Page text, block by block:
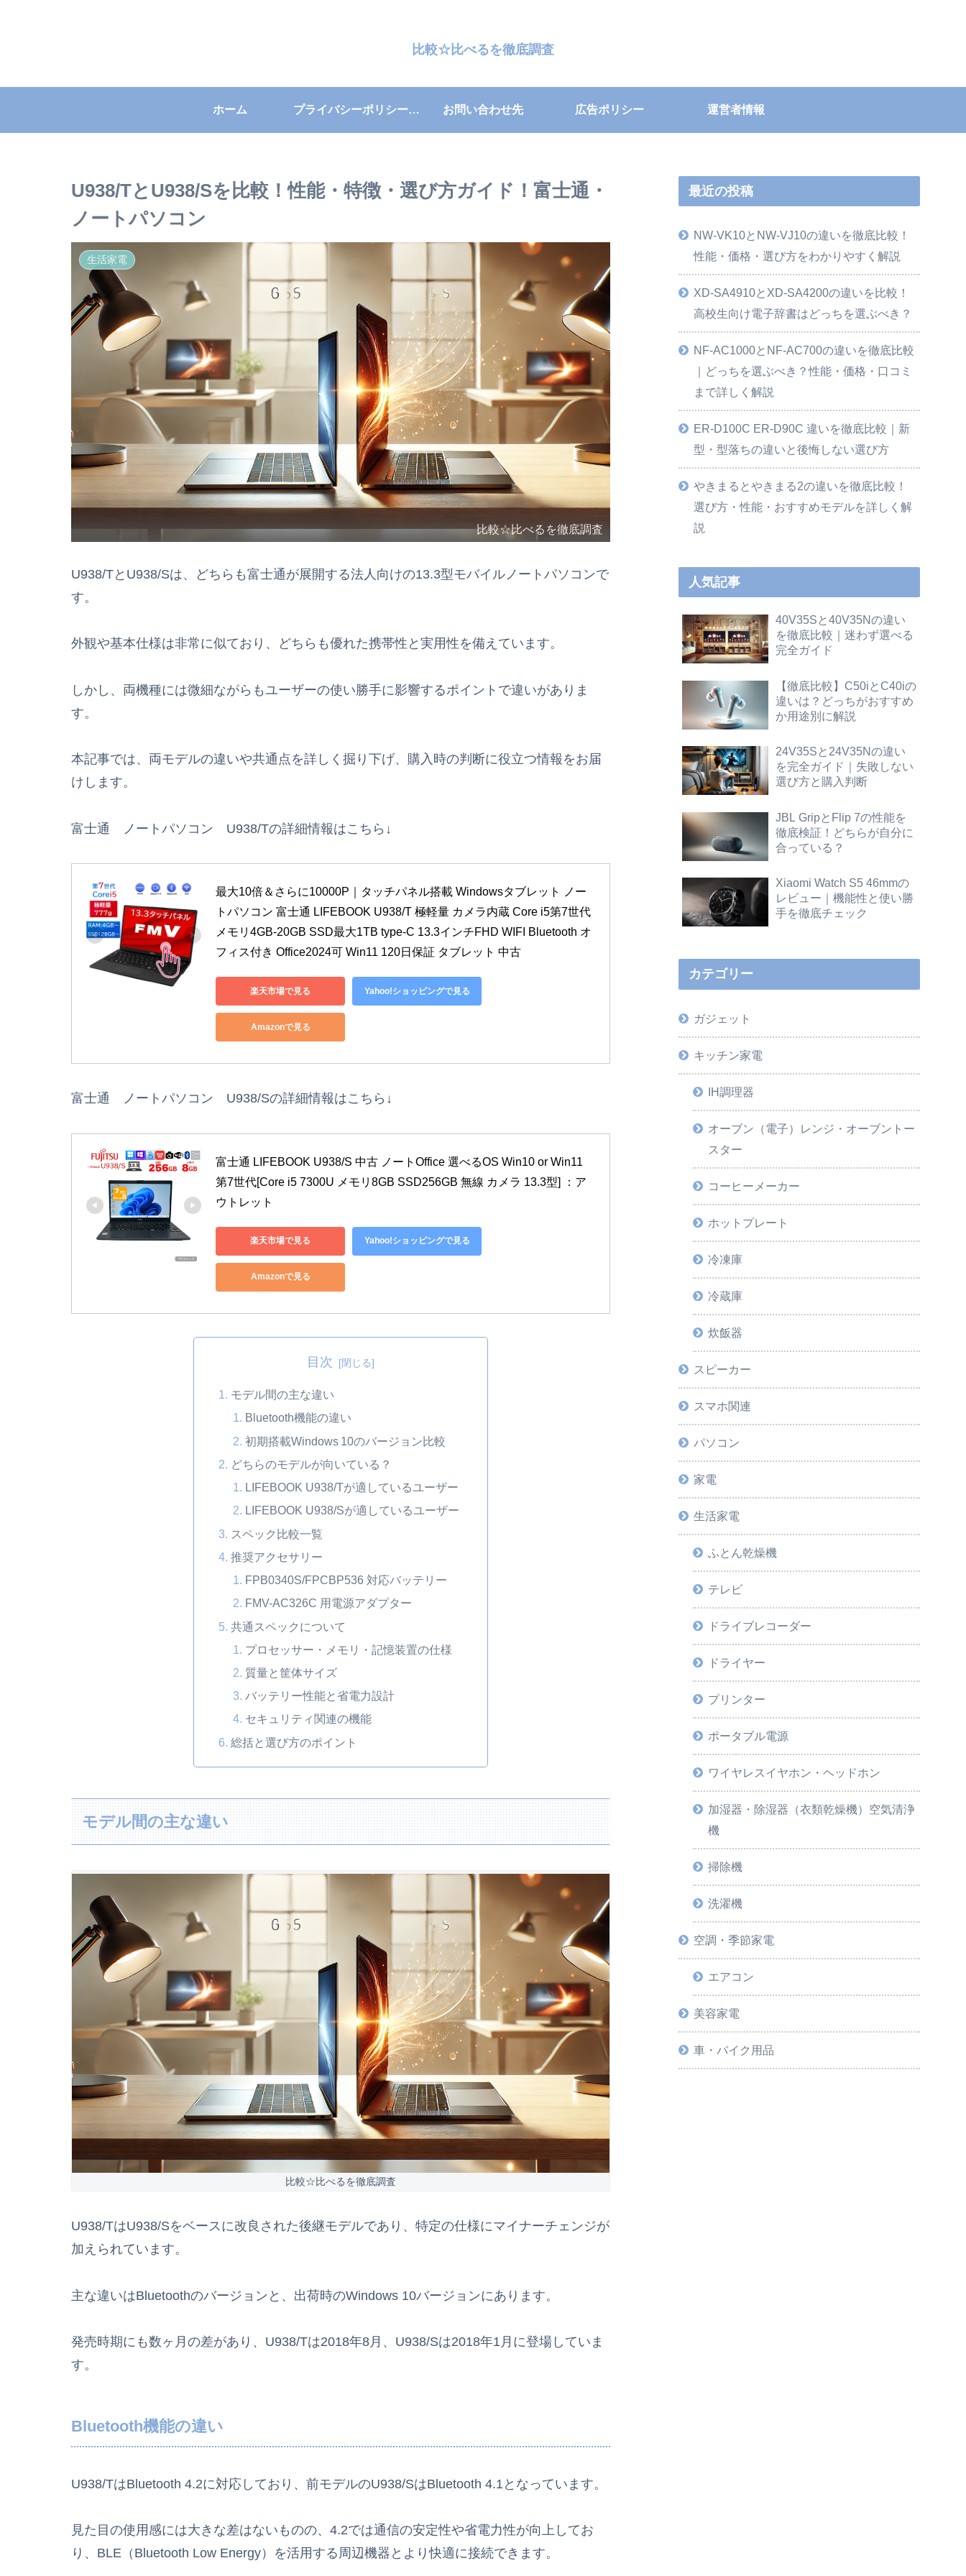
比較☆比べるを徹底調査
ホーム プライバシーポリシー・免責事項 お問い合わせ先 広告ポリシー 運営者情報
U938/TとU938/Sを比較！性能・特徴・選び方ガイド！富士通・
ノートパソコン
生活家電
比較☆比べるを徹底調査
U938/TとU938/Sは、どちらも富士通が展開する法人向けの13.3型モバイルノートパソコンで
す。
外観や基本仕様は非常に似ており、どちらも優れた携帯性と実用性を備えています。
しかし、両機種には微細ながらもユーザーの使い勝手に影響するポイントで違いがありま
す。
本記事では、両モデルの違いや共通点を詳しく掘り下げ、購入時の判断に役立つ情報をお届
けします。
富士通 ノートパソコン U938/Tの詳細情報はこちら↓
最大10倍＆さらに10000P｜タッチパネル搭載 Windowsタブレット ノー
トパソコン 富士通 LIFEBOOK U938/T 極軽量 カメラ内蔵 Core i5第7世代
メモリ4GB-20GB SSD最大1TB type-C 13.3インチFHD WIFI Bluetooth オ
フィス付き Office2024可 Win11 120日保証 タブレット 中古
楽天市場で見る Yahoo!ショッピングで見る
Amazonで見る
富士通 ノートパソコン U938/Sの詳細情報はこちら↓
富士通 LIFEBOOK U938/S 中古 ノートOffice 選べるOS Win10 or Win11
第7世代[Core i5 7300U メモリ8GB SSD256GB 無線 カメラ 13.3型] ：ア
ウトレット
楽天市場で見る Yahoo!ショッピングで見る
Amazonで見る
目次
モデル間の主な違い
Bluetooth機能の違い
初期搭載Windows 10のバージョン比較
どちらのモデルが向いている？
LIFEBOOK U938/Tが適しているユーザー
LIFEBOOK U938/Sが適しているユーザー
スペック比較一覧
推奨アクセサリー
FPB0340S/FPCBP536 対応バッテリー
FMV-AC326C 用電源アダプター
共通スペックについて
プロセッサー・メモリ・記憶装置の仕様
質量と筐体サイズ
バッテリー性能と省電力設計
セキュリティ関連の機能
総括と選び方のポイント
モデル間の主な違い
比較☆比べるを徹底調査
U938/TはU938/Sをベースに改良された後継モデルであり、特定の仕様にマイナーチェンジが
加えられています。
主な違いはBluetoothのバージョンと、出荷時のWindows 10バージョンにあります。
発売時期にも数ヶ月の差があり、U938/Tは2018年8月、U938/Sは2018年1月に登場していま
す。
Bluetooth機能の違い
U938/TはBluetooth 4.2に対応しており、前モデルのU938/SはBluetooth 4.1となっています。
見た目の使用感には大きな差はないものの、4.2では通信の安定性や省電力性が向上してお
り、BLE（Bluetooth Low Energy）を活用する周辺機器とより快適に接続できます。
最近の投稿
NW-VK10とNW-VJ10の違いを徹底比較！
性能・価格・選び方をわかりやすく解説
XD-SA4910とXD-SA4200の違いを比較！
高校生向け電子辞書はどっちを選ぶべき？
NF-AC1000とNF-AC700の違いを徹底比較
｜どっちを選ぶべき？性能・価格・口コミ
まで詳しく解説
ER-D100C ER-D90C 違いを徹底比較｜新
型・型落ちの違いと後悔しない選び方
やきまるとやきまる2の違いを徹底比較！
選び方・性能・おすすめモデルを詳しく解
説
人気記事
40V35Sと40V35Nの違い
を徹底比較｜迷わず選べる
完全ガイド
【徹底比較】C50iとC40iの
違いは？どっちがおすすめ
か用途別に解説
24V35Sと24V35Nの違い
を完全ガイド｜失敗しない
選び方と購入判断
JBL GripとFlip 7の性能を
徹底検証！どちらが自分に
合っている？
Xiaomi Watch S5 46mmの
レビュー｜機能性と使い勝
手を徹底チェック
カテゴリー
ガジェット
キッチン家電
IH調理器
オーブン（電子）レンジ・オーブントー
スター
コーヒーメーカー
ホットプレート
冷凍庫
冷蔵庫
炊飯器
スピーカー
スマホ関連
パソコン
家電
生活家電
ふとん乾燥機
テレビ
ドライブレコーダー
ドライヤー
プリンター
ポータブル電源
ワイヤレスイヤホン・ヘッドホン
加湿器・除湿器（衣類乾燥機）空気清浄
機
掃除機
洗濯機
空調・季節家電
エアコン
美容家電
車・バイク用品